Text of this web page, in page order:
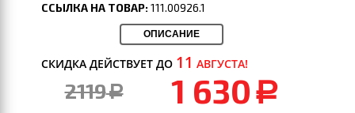
ССЫЛКА НА ТОВАР:111.00926.1
ОПИСАНИЕ
СКИДКА ДЕЙСТВУЕТ ДО 11 АВГУСТА!
2119a 1 630 a